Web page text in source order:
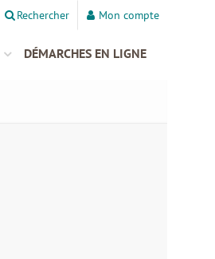
Rechercher Mon compte
DÉMARCHES EN LIGNE